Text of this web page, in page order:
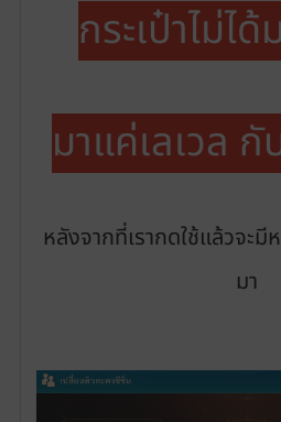
กระเป๋าไม่ไ
มาแค่เลเวล
หลังจากที่เรากดใช้แล้วจะ
มา